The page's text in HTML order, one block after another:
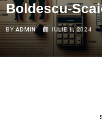
Boldescu-
BYADMIN IULIE 1, 2024